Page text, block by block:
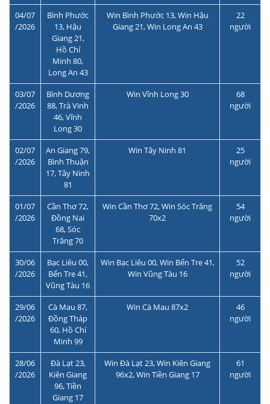
04/07
/2026
Bình Phước
13, Hậu
Giang 21,
Hồ Chí
Minh 80,
Long An 43
Win Bình Phước 13, Win Hậu
Giang 21, Win Long An 43
22
người
03/07
/2026
Bình Dương
88, Trà Vinh
46, Vĩnh
Long 30
Win Vĩnh Long 30
68
người
02/07
/2026
An Giang 79,
Bình Thuận
17, Tây Ninh
81
Win Tây Ninh 81
25
người
01/07
/2026
Cần Thơ 72,
Đồng Nai
68, Sóc
Trăng 70
Win Cần Thơ 72, Win Sóc Trăng
70x2
54
người
30/06
/2026
Bạc Liêu 00,
Bến Tre 41,
Vũng Tàu 16
Win Bạc Liêu 00, Win Bến Tre 41,
Win Vũng Tàu 16
52
người
29/06
/2026
Cà Mau 87,
Đồng Tháp
60, Hồ Chí
Minh 99
Win Cà Mau 87x2
46
người
28/06
/2026
Đà Lạt 23,
Kiên Giang
96, Tiền
Giang 17
Win Đà Lạt 23, Win Kiên Giang
96x2, Win Tiền Giang 17
61
người